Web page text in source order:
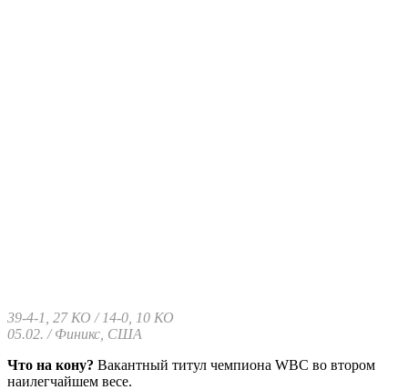
39-4-1, 27 КО / 14-0, 10 КО
05.02. / Финикс, США
Что на кону? Вакантный титул чемпиона WBC во втором
наилегчайшем весе.